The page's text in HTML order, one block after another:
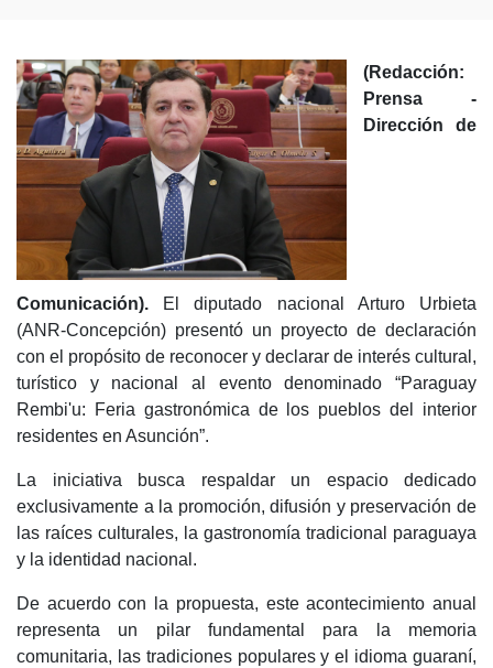
(Redacción:
Prensa -
Dirección de
Comunicación).
El diputado nacional Arturo Urbieta
(ANR-Concepción) presentó un proyecto de declaración
con el propósito de reconocer y declarar de interés cultural,
turístico y nacional al evento denominado “Paraguay
Rembi'u: Feria gastronómica de los pueblos del interior
residentes en Asunción”.
La iniciativa busca respaldar un espacio dedicado
exclusivamente a la promoción, difusión y preservación de
las raíces culturales, la gastronomía tradicional paraguaya
y la identidad nacional.
De acuerdo con la propuesta, este acontecimiento anual
representa un pilar fundamental para la memoria
comunitaria, las tradiciones populares y el idioma guaraní,